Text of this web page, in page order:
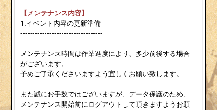
【メンテナンス内容】
1.イベント内容の更新準備
----------------------------------
メンテナンス時間は作業進度により、多少前後する場合
がございます。
予めご了承くださいますよう宜しくお願い致します。
また誠にお手数ではございますが、データ保護のため、
メンテナンス開始前にログアウトして頂きますようお願